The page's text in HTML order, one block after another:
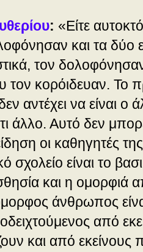
: «Είτε
και τα δύο
τον
τον κορόιδευαν. Το
αντέχει να είναι ο
άλλο. Αυτό δεν
οι καθηγητές
σχολείο είναι το
και η ομορφιά
άνθρωπος
από
και από εκείνους